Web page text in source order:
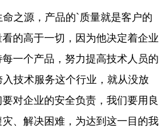
之源，产品的`质量就是客户的
的高于一切，因为他决定着企业
一个产品，努力提高技术人员的
技术服务这个行业，就从没放
对企业的安全负责，我们要用良
、解决困难，为达到这一目的我